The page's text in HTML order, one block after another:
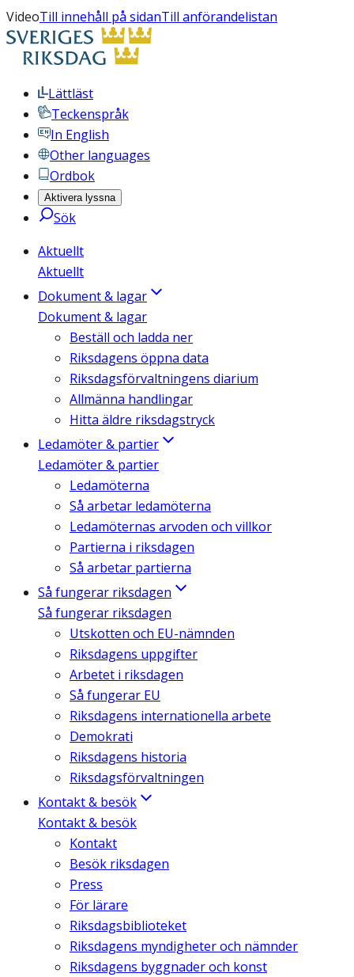
VideoTill innehåll på sidanTill anförandelistan
Lättläst
Teckenspråk
In English
Other languages
Ordbok
Aktivera lyssna
Sök
Aktuellt
Aktuellt
Dokument & lagar
Dokument & lagar
Beställ och ladda ner
Riksdagens öppna data
Riksdagsförvaltningens diarium
Allmänna handlingar
Hitta äldre riksdagstryck
Ledamöter & partier
Ledamöter & partier
Ledamöterna
Så arbetar ledamöterna
Ledamöternas arvoden och villkor
Partierna i riksdagen
Så arbetar partierna
Så fungerar riksdagen
Så fungerar riksdagen
Utskotten och EU-nämnden
Riksdagens uppgifter
Arbetet i riksdagen
Så fungerar EU
Riksdagens internationella arbete
Demokrati
Riksdagens historia
Riksdagsförvaltningen
Kontakt & besök
Kontakt & besök
Kontakt
Besök riksdagen
Press
För lärare
Riksdagsbiblioteket
Riksdagens myndigheter och nämnder
Riksdagens byggnader och konst